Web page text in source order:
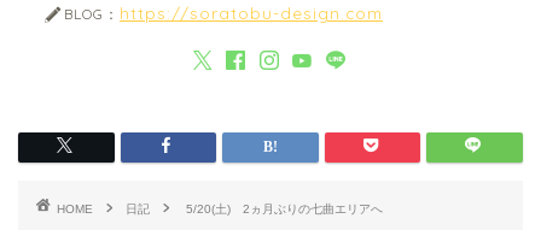
BLOG： https://soratobu-design.com
HOME 日記 5/20(土) 2ヵ月ぶりの七曲エリアへ